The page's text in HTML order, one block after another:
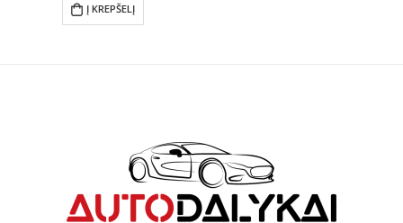
Į KREPŠELĮ